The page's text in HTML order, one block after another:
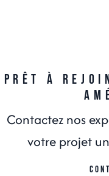
Prêt à
Contactez nos
votre projet